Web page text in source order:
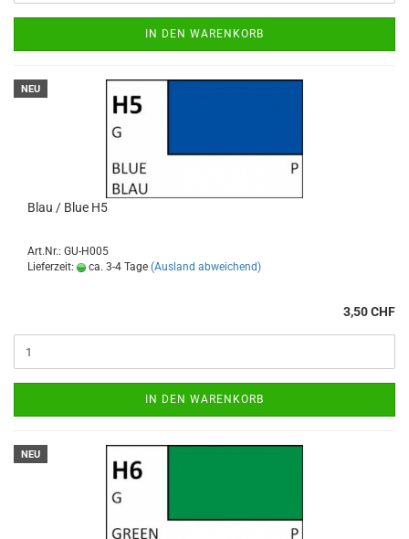
IN DEN WARENKORB
NEU
Blau / Blue H5
Art.Nr.: GU-H005
Lieferzeit:
ca. 3-4 Tage (Ausland abweichend)
3,50 CHF
IN DEN WARENKORB
NEU